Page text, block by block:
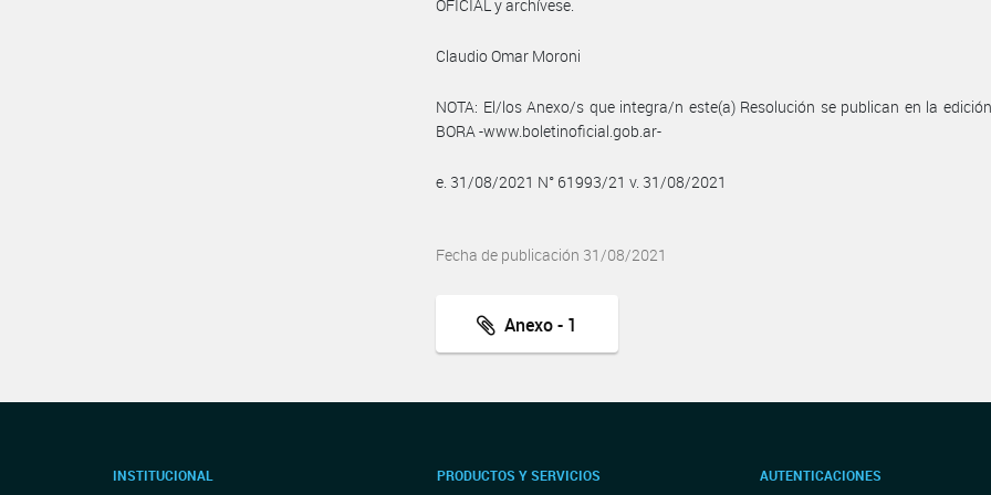
OFICIAL y archívese.
Claudio Omar Moroni
NOTA: El/los Anexo/s que integra/n este(a) Resolución se publican en la
BORA -www.boletinoficial.gob.ar-
e. 31/08/2021 N° 61993/21 v. 31/08/2021
Fecha de publicación 31/08/2021
Anexo - 1
INSTITUCIONAL PRODUCTOS Y SERVICIOS AUTENTICACIONES